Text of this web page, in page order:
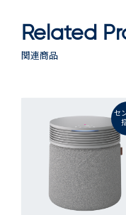
Related
関連商品
セ